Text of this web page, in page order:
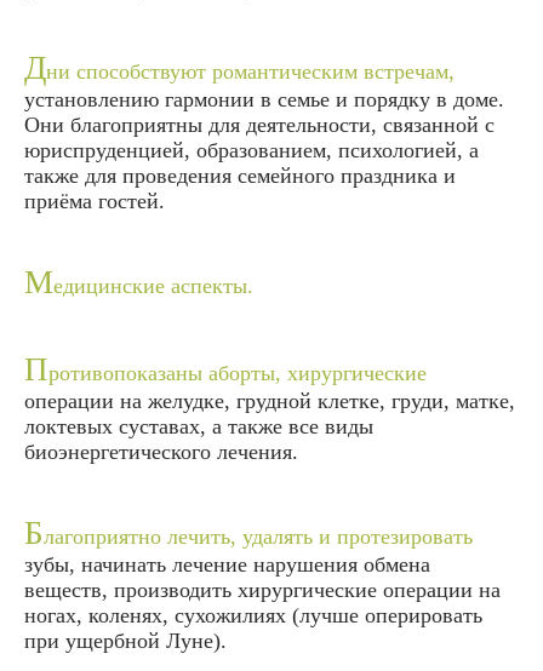
Дни способствуют романтическим встречам,
установлению гармонии в семье и порядку в доме.
Они благоприятны для деятельности, связанной с
юриспруденцией, образованием, психологией, а
также для проведения семейного праздника и
приёма гостей.
Медицинские аспекты.
Противопоказаны аборты, хирургические
операции на желудке, грудной клетке, груди, матке,
локтевых суставах, а также все виды
биоэнергетического лечения.
Благоприятно лечить, удалять и протезировать
зубы, начинать лечение нарушения обмена
веществ, производить хирургические операции на
ногах, коленях, сухожилиях (лучше оперировать
при ущербной Луне).